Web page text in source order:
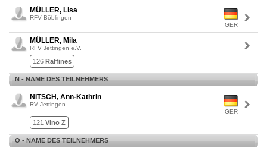
GER
MÜLLER, Lisa
RFV Böblingen
MÜLLER, Mila
RFV Jettingen e.V.
126 Raffines
N - NAME DES TEILNEHMERS
GER
NITSCH, Ann-Kathrin
RV Jettingen
121 Vino Z
O - NAME DES TEILNEHMERS